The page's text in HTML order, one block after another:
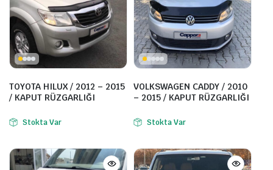
TOYOTA HILUX / 2012 – 2015
/ KAPUT RÜZGARLIĞI
Stokta Var
VOLKSWAGEN CADDY / 2010
– 2015 / KAPUT RÜZGARLIĞI
Stokta Var